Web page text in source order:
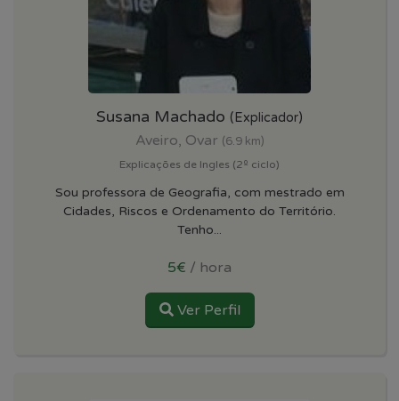
Susana Machado (Explicador)
Aveiro, Ovar (6.9 km)
Explicações de Ingles (2º ciclo)
Sou professora de Geografia, com mestrado em
Cidades, Riscos e Ordenamento do Território.
Tenho...
5€ / hora
Ver Perfil